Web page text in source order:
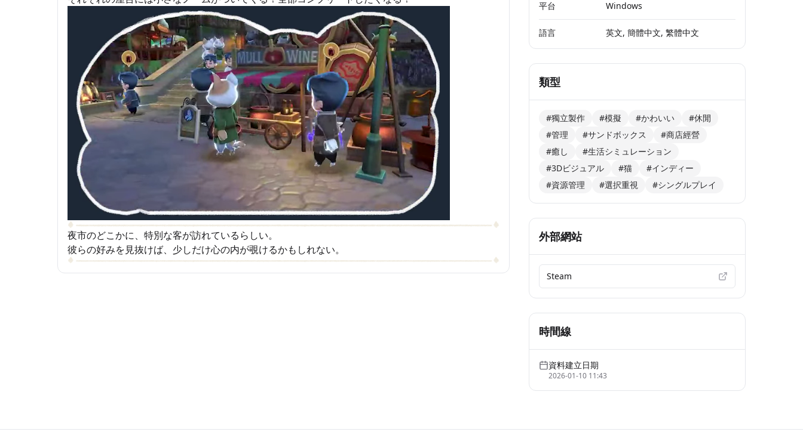
夜市のどこかに、特別な客が訪れているらしい。
彼らの好みを見抜けば、少しだけ心の内が覗けるかもしれない。
平台
Windows
語言 英文, 簡體中文, 繁體中文
類型
#獨立製作 #模擬 #かわいい
#休閒
#管理
#サンドボックス
#商店經營
#癒し
#生活シミュレーション
#3Dビジュアル
#猫
#インディー
#資源管理
#選択重視 #シングルプレイ
外部網站
Steam
時間線
資料建立日期
2026-01-10 11:43